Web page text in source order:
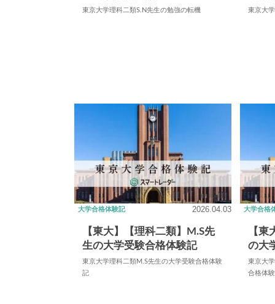
東京大学理科二類S.N先生の勉強の転機 東京大
大学合格体験記 2026.04.03
【東大】【理科二類】M.S先
生の大学受験合格体験記
東京大学理科二類M.S先生の大学受験合格体験
記
大学合格
【
の大
東京大
合格体